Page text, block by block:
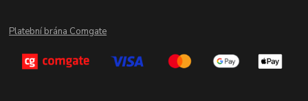
Platební brána Comgate